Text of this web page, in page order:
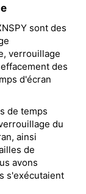
sont des
verrouillage
des
d'écran
de temps
du
ainsi
de
avons
s'exécutaient